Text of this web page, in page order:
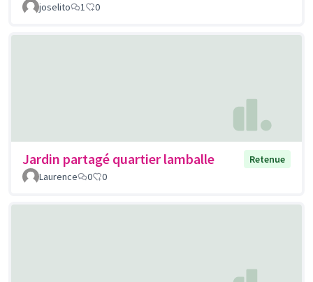
joselito 1 0
Jardin partagé quartier lamballe
Retenue
Laurence
0 0